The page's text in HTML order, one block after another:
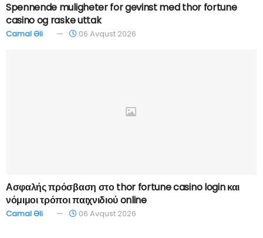
Spennende muligheter for gevinst med thor fortune
casino og raske uttak
Camal Əli 06 Avqust 2026
Ασφαλής πρόσβαση στο thor fortune casino login και
νόμιμοι τρόποι παιχνιδιού online
Camal Əli 06 Avqust 2026